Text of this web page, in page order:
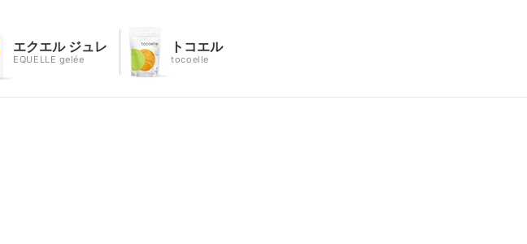
エクエル ジュレ
EQUELLE gelée
トコエル
tocoelle